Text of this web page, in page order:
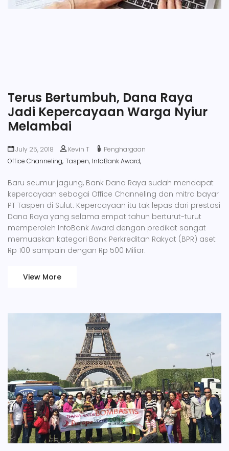
Terus Bertumbuh, Dana Raya
Jadi Kepercayaan Warga Nyiur
Melambai
July 25, 2018 Kevin T
Penghargaan
Office Channeling, Taspen, InfoBank Award,
Baru seumur jagung, Bank Dana Raya sudah mendapat
kepercayaan sebagai Office Channeling dan mitra bayar
PT Taspen di Sulut. Kepercayaan itu tak lepas dari prestasi
Dana Raya yang selama empat tahun berturut-turut
memperoleh InfoBank Award dengan predikat sangat
memuaskan kategori Bank Perkreditan Rakyat (BPR) aset
Rp 100 sampain dengan Rp 500 Miliar.
View More